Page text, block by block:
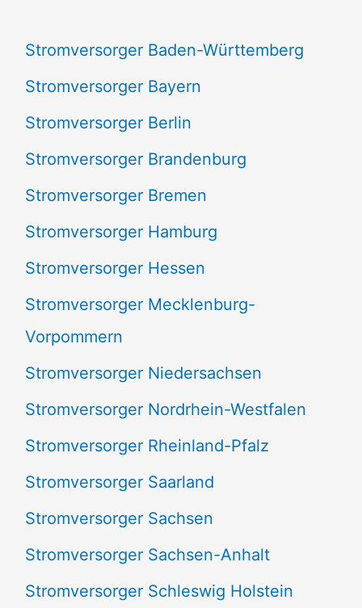
h
:
Stromversorger Baden-Württemberg
Stromversorger Bayern
Stromversorger Berlin
Stromversorger Brandenburg
Stromversorger Bremen
Stromversorger Hamburg
Stromversorger Hessen
Stromversorger Mecklenburg-
Vorpommern
Stromversorger Niedersachsen
Stromversorger Nordrhein-Westfalen
Stromversorger Rheinland-Pfalz
Stromversorger Saarland
Stromversorger Sachsen
Stromversorger Sachsen-Anhalt
Stromversorger Schleswig Holstein